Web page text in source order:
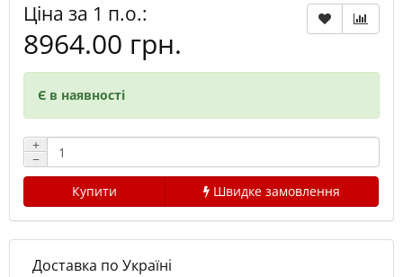
Ціна за 1 п.о.:
8964.00 грн.
Є в наявності
+
−
Купити
Швидке замовлення
Доставка по Україні